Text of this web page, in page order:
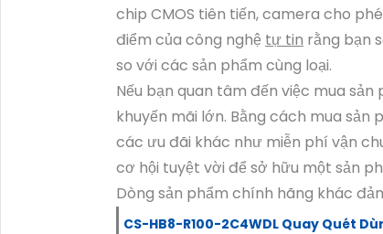
chip CMOS tiên tiến, camera cho
điểm của công nghệ tự tin rằng bạn
so với các sản phẩm cùng loại.
Nếu bạn quan tâm đến việc mua
khuyến mãi lớn. Bằng cách mua
các ưu đãi khác như miễn phí vận
cơ hội tuyệt vời để sở hữu một sản
Dòng sản phẩm chính hãng khác
CS-HB8-R100-2C4WDL Quay Quét